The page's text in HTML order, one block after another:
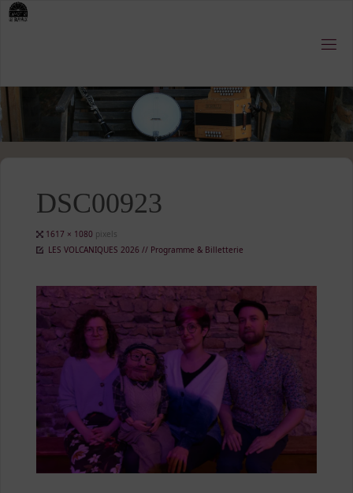
Skip
DSC00923
Full
size
1617 × 1080 pixels
LES VOLCANIQUES 2026 // Programme & Billetterie